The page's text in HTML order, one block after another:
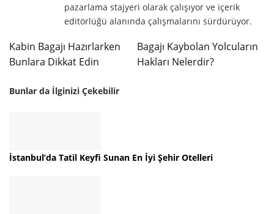
pazarlama stajyeri olarak çalışıyor ve içerik
editörlüğü alanında çalışmalarını sürdürüyor.
Kabin Bagajı Hazırlarken
Bunlara Dikkat Edin
Bagajı Kaybolan Yolcuların
Hakları Nelerdir?
Bunlar da İlginizi Çekebilir
İstanbul’da Tatil Keyfi Sunan En İyi Şehir Otelleri